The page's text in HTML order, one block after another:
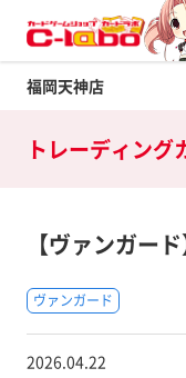
福岡天神店
Twitter
トレーディング
【ヴァンガー
ヴァンガード
2026.04.22